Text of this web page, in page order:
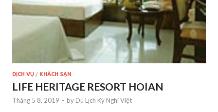
DỊCH VỤ / KHÁCH SẠN
LIFE HERITAGE RESORT HOIAN
Tháng 5 8, 2019 - by Du Lịch Kỳ Nghỉ Việt